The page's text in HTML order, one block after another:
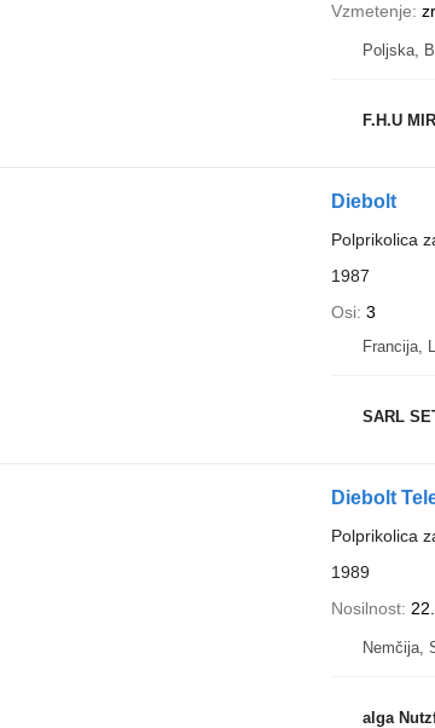
Vzmetenje
Poljska,
F.H.U
Diebolt
Polprikolica
1987
Osi 3
Francija,
SARL
Diebolt
Polprikolica
1989
Nosilnost
Nemčija,
alga